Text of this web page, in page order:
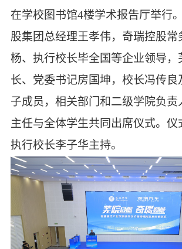
在学校图书馆4楼学术报告厅举行
股集团总经理王孝伟，奇瑞控股常
杨、执行校长毕全国等企业领导，
长、党委书记房国坤，校长冯传良
子成员，相关部门和二级学院负责
主任与全体学生共同出席仪式。仪
执行校长李子华主持。